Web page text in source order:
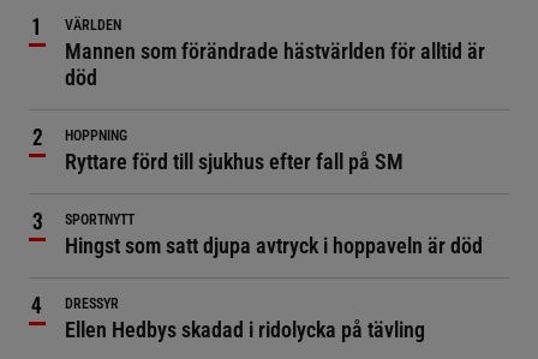
VÄRLDEN
Mannen som förändrade hästvärlden för alltid är
död
HOPPNING
Ryttare förd till sjukhus efter fall på SM
SPORTNYTT
Hingst som satt djupa avtryck i hoppaveln är död
DRESSYR
Ellen Hedbys skadad i ridolycka på tävling